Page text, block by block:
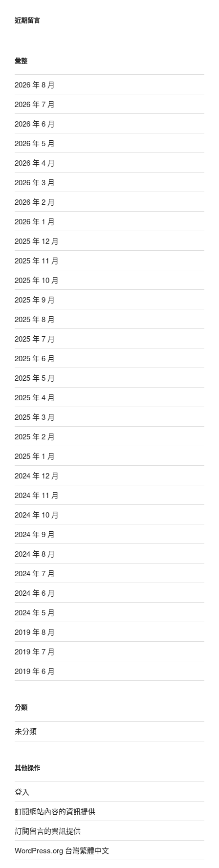
近期留言
彙整
2026 年 8 月
2026 年 7 月
2026 年 6 月
2026 年 5 月
2026 年 4 月
2026 年 3 月
2026 年 2 月
2026 年 1 月
2025 年 12 月
2025 年 11 月
2025 年 10 月
2025 年 9 月
2025 年 8 月
2025 年 7 月
2025 年 6 月
2025 年 5 月
2025 年 4 月
2025 年 3 月
2025 年 2 月
2025 年 1 月
2024 年 12 月
2024 年 11 月
2024 年 10 月
2024 年 9 月
2024 年 8 月
2024 年 7 月
2024 年 6 月
2024 年 5 月
2019 年 8 月
2019 年 7 月
2019 年 6 月
分類
未分類
其他操作
登入
訂閱網站內容的資訊提供
訂閱留言的資訊提供
WordPress.org 台灣繁體中文